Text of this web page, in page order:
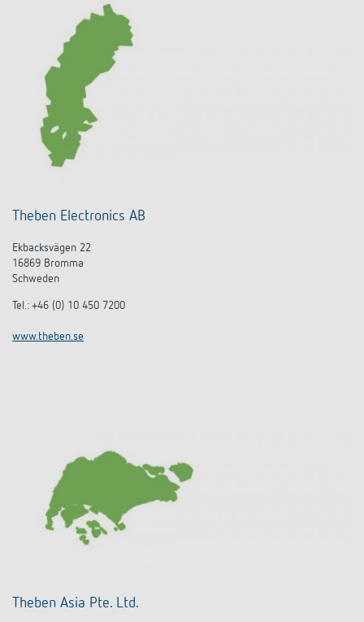
Theben Electronics AB
Ekbacksvägen 22
16869 Bromma
Schweden
Tel.: +46 (0) 10 450 7200
www.theben.se
Theben Asia Pte. Ltd.